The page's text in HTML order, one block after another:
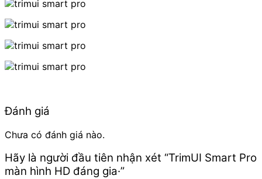
Đánh giá
Chưa có đánh giá nào.
Hãy là người đầu tiên nhận xét “TrimUI Smart Pro
màn hình HD đáng gia·”